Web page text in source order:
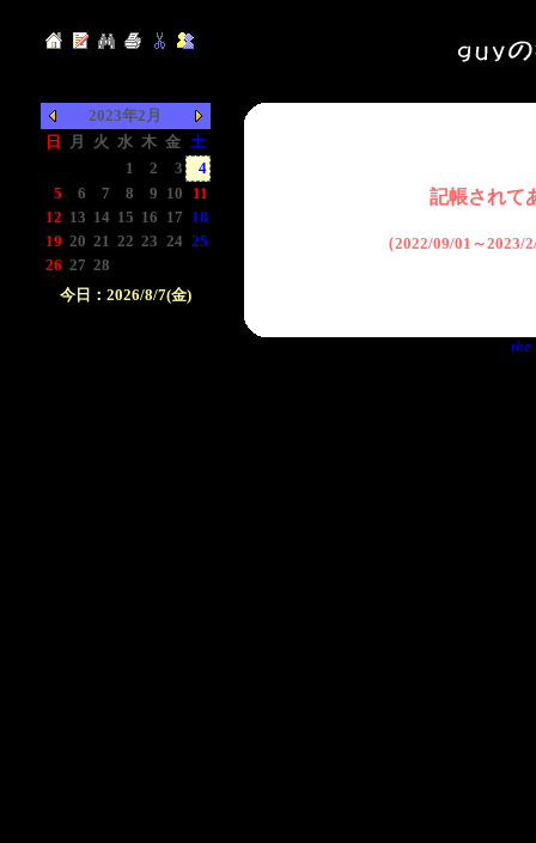
2023年2月
日
月 火 水 木 金 土
1 2 3
4
5
6 7 8 9 10
11
12 13 14 15 16 17 18
19 20 21 22 23 24 25
26 27 28
今日：2026/8/7(金)
記帳されて
（2022/09/01～2023/
the